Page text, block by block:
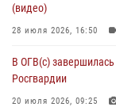
(видео)
28 июля 2026, 16:50
В ОГВ(с)
Росгвардии
20 июля 2026, 09:25